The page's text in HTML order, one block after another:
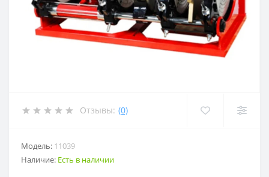
Отзывы: (0)
Модель: 11039
Наличие: Есть в наличии